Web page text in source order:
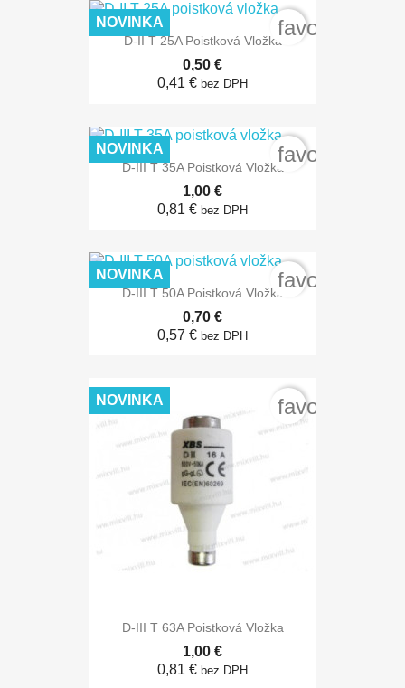
D-II T 25A Poistková Vložka
0,50 €
0,41 € bez DPH
NOVINKA
D-III T 35A Poistková Vložka
1,00 €
0,81 € bez DPH
NOVINKA
D-III T 50A Poistková Vložka
0,70 €
0,57 € bez DPH
NOVINKA
D-III T 63A Poistková Vložka
1,00 €
0,81 € bez DPH
NOVINKA